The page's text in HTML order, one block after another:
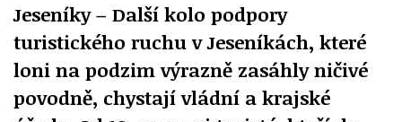
Jeseníky – Další kolo podpory
turistického ruchu v Jeseníkách, které
loni na podzim výrazně zasáhly ničivé
povodně, chystají vládní a krajské